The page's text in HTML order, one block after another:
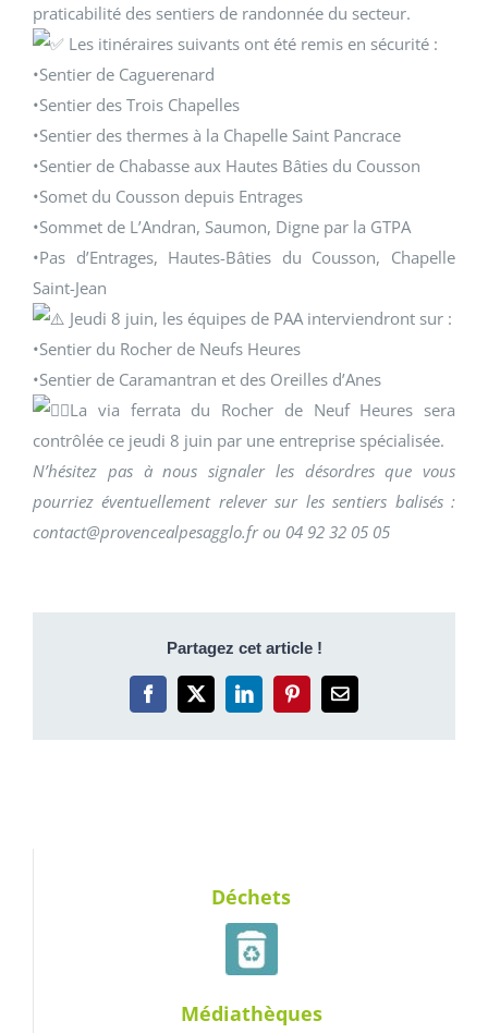
praticabilité des sentiers de randonnée du secteur.
Les itinéraires suivants ont été remis en sécurité :
•Sentier de Caguerenard
•Sentier des Trois Chapelles
•Sentier des thermes à la Chapelle Saint Pancrace
•Sentier de Chabasse aux Hautes Bâties du Cousson
•Somet du Cousson depuis Entrages
•Sommet de L’Andran, Saumon, Digne par la GTPA
•Pas d’Entrages, Hautes-Bâties du Cousson, Chapelle
Saint-Jean
Jeudi 8 juin, les équipes de PAA interviendront sur :
•Sentier du Rocher de Neufs Heures
•Sentier de Caramantran et des Oreilles d’Anes
La via ferrata du Rocher de Neuf Heures sera
contrôlée ce jeudi 8 juin par une entreprise spécialisée.
N’hésitez pas à nous signaler les désordres que vous
pourriez éventuellement relever sur les sentiers balisés :
contact@provencealpesagglo.fr ou 04 92 32 05 05
Partagez cet article !
Facebook
X LinkedInPinterestEmail
Déchets
Médiathèques